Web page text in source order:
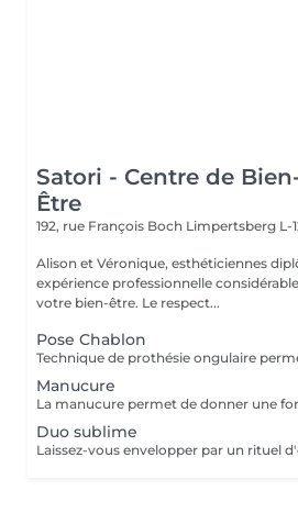
Satori - Centre de
Être
192, rue François Boch Limpertsberg L-
Alison et Véronique, esthéticiennes
expérience professionnelle
votre bien-être. Le respect...
Pose Chablon
Manucure
Duo sublime